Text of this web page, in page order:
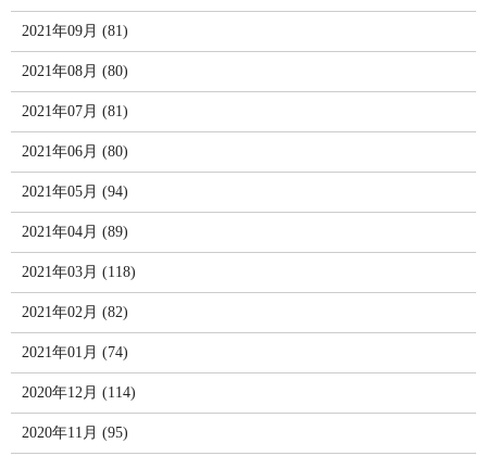
2021年09月 (81)
2021年08月 (80)
2021年07月 (81)
2021年06月 (80)
2021年05月 (94)
2021年04月 (89)
2021年03月 (118)
2021年02月 (82)
2021年01月 (74)
2020年12月 (114)
2020年11月 (95)